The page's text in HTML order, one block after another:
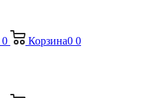
0 Корзина0 0